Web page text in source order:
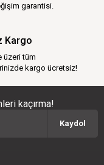
garantisi.
Kargo
üzeri tüm
kargo ücretsiz!
kaçırma!
Kaydol